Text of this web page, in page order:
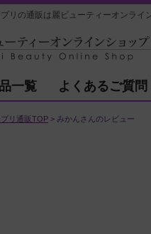
リの通販は麗ビューティーオンライ
一覧 よくあるご質問
リ通販TOP みかんさんのレビュー